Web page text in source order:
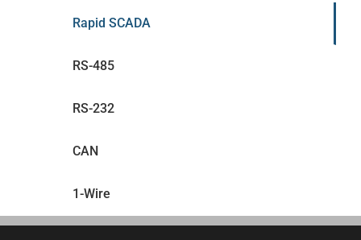
Rapid SCADA
RS-485
RS-232
CAN
1-Wire